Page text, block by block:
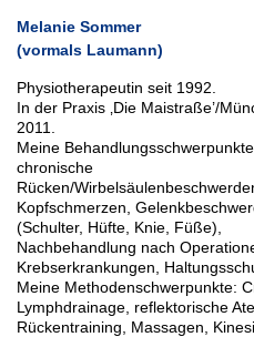
Melanie Sommer
(vormals Laumann)
Physiotherapeutin seit 1992.
In der Praxis ‚Die Maistraße’/
2011.
Meine
chronische
Rücken/
Kopfschmerzen,
(Schulter, Hüfte, Knie, Füße),
Nachbehandlung nach
Krebserkrankungen,
Meine Methodenschwerpunkte:
Lymphdrainage, reflektorische
Rückentraining, Massagen,